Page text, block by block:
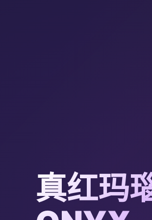
真红玛